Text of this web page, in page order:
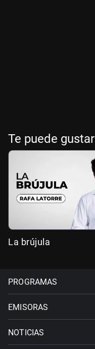
Te puede gustar
La brújula
PROGRAMAS
EMISORAS
NOTICIAS